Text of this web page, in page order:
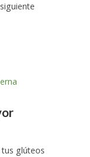
glúteos